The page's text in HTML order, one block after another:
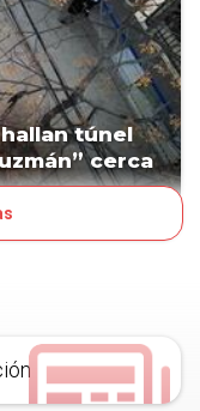
túnel
cerca